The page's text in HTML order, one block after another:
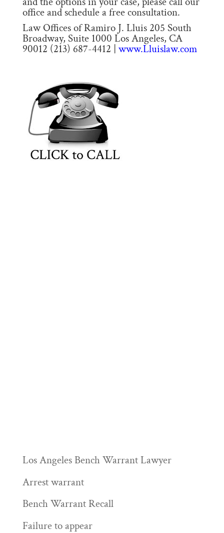
office and schedule a free consultation.
Law Offices of Ramiro J. Lluis 205 South
Broadway, Suite 1000 Los Angeles, CA
90012 (213) 687-4412 | www.Lluislaw.com
Los Angeles Bench Warrant Lawyer
Arrest warrant
Bench Warrant Recall
Failure to appear